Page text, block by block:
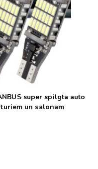
super spilgta auto
un salonam